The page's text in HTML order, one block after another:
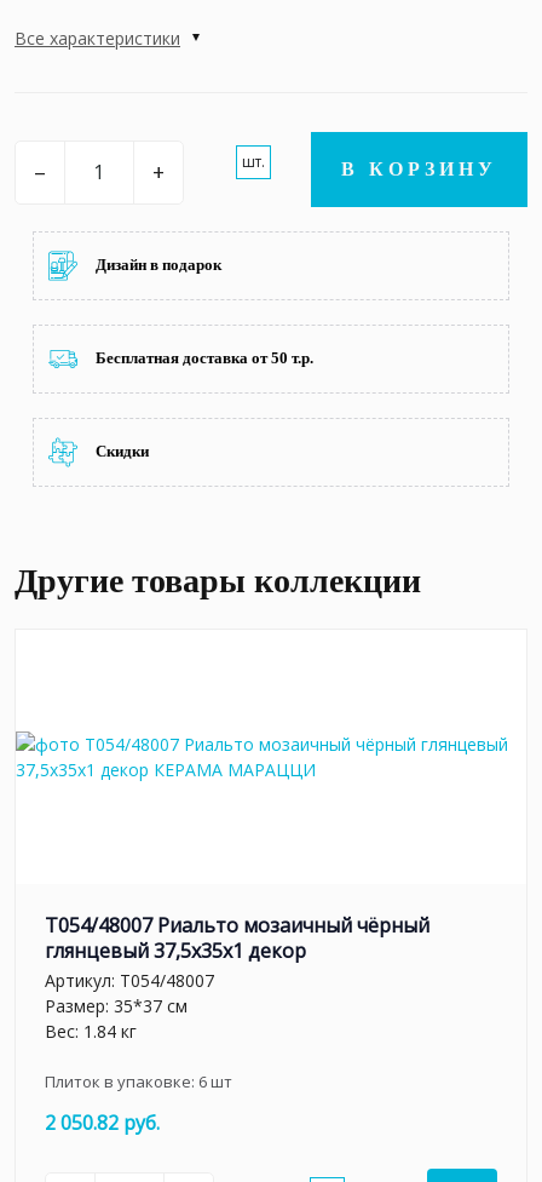
Все характеристики
– + шт. В КОРЗИНУ
Дизайн в подарок
Бесплатная доставка от 50 т.р.
Скидки
Другие товары коллекции
T054/48007 Риальто мозаичный чёрный
глянцевый 37,5x35x1 декор
Артикул: T054/48007
Размер: 35*37 см
Вес: 1.84 кг
Плиток в упаковке: 6шт
2 050.82 руб.